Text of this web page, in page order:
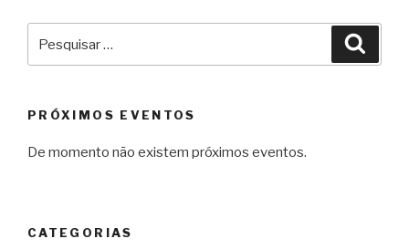
por:
PRÓXIMOS EVENTOS
De momento não existem próximos eventos.
CATEGORIAS